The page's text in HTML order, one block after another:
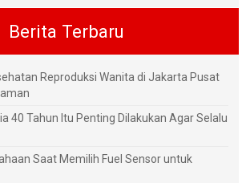
Berita Terbaru
Reproduksi Wanita di Jakarta Pusat
40 Tahun Itu Penting Dilakukan Agar Selalu
Saat Memilih Fuel Sensor untuk